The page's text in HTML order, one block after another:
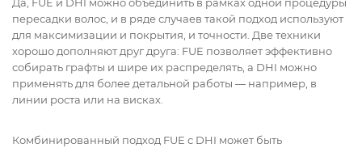
Да, FUE и DHI можно объединить в рамках одной процедуры
пересадки волос, и в ряде случаев такой подход используют
для максимизации и покрытия, и точности. Две техники
хорошо дополняют друг друга: FUE позволяет эффективно
собирать графты и шире их распределять, а DHI можно
применять для более детальной работы — например, в
линии роста или на висках.
Комбинированный подход FUE с DHI может быть